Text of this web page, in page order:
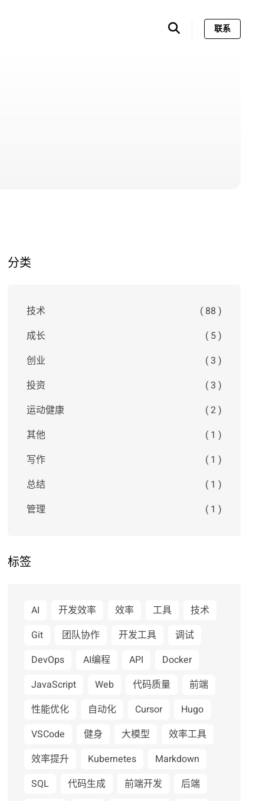
联系
分类
技术
( 88 )
成长
( 5 )
创业
( 3 )
投资
( 3 )
运动健康
( 2 )
其他
( 1 )
写作
( 1 )
总结
( 1 )
管理
( 1 )
标签
AI 开发效率 效率 工具
技术
Git
团队协作 开发工具
调试
DevOps
AI编程 API
Docker
JavaScript
Web 代码质量
前端
性能优化
自动化 Cursor
Hugo
VSCode
健身 大模型
效率工具
效率提升
Kubernetes
Markdown
SQL
代码生成 前端开发
后端